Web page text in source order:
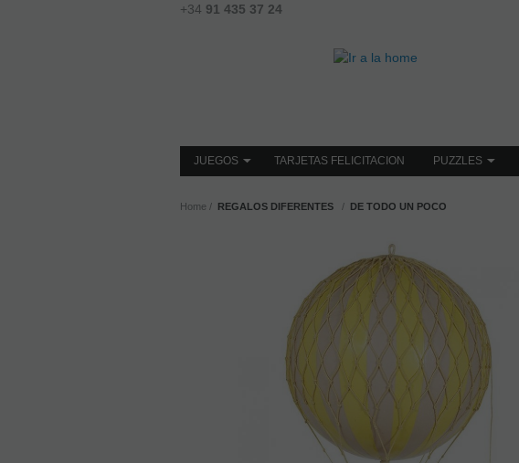
+34 91 435 37 24
JUEGOS TARJETAS FELICITACION PUZZLES
Home REGALOS DIFERENTES DE TODO UN POCO